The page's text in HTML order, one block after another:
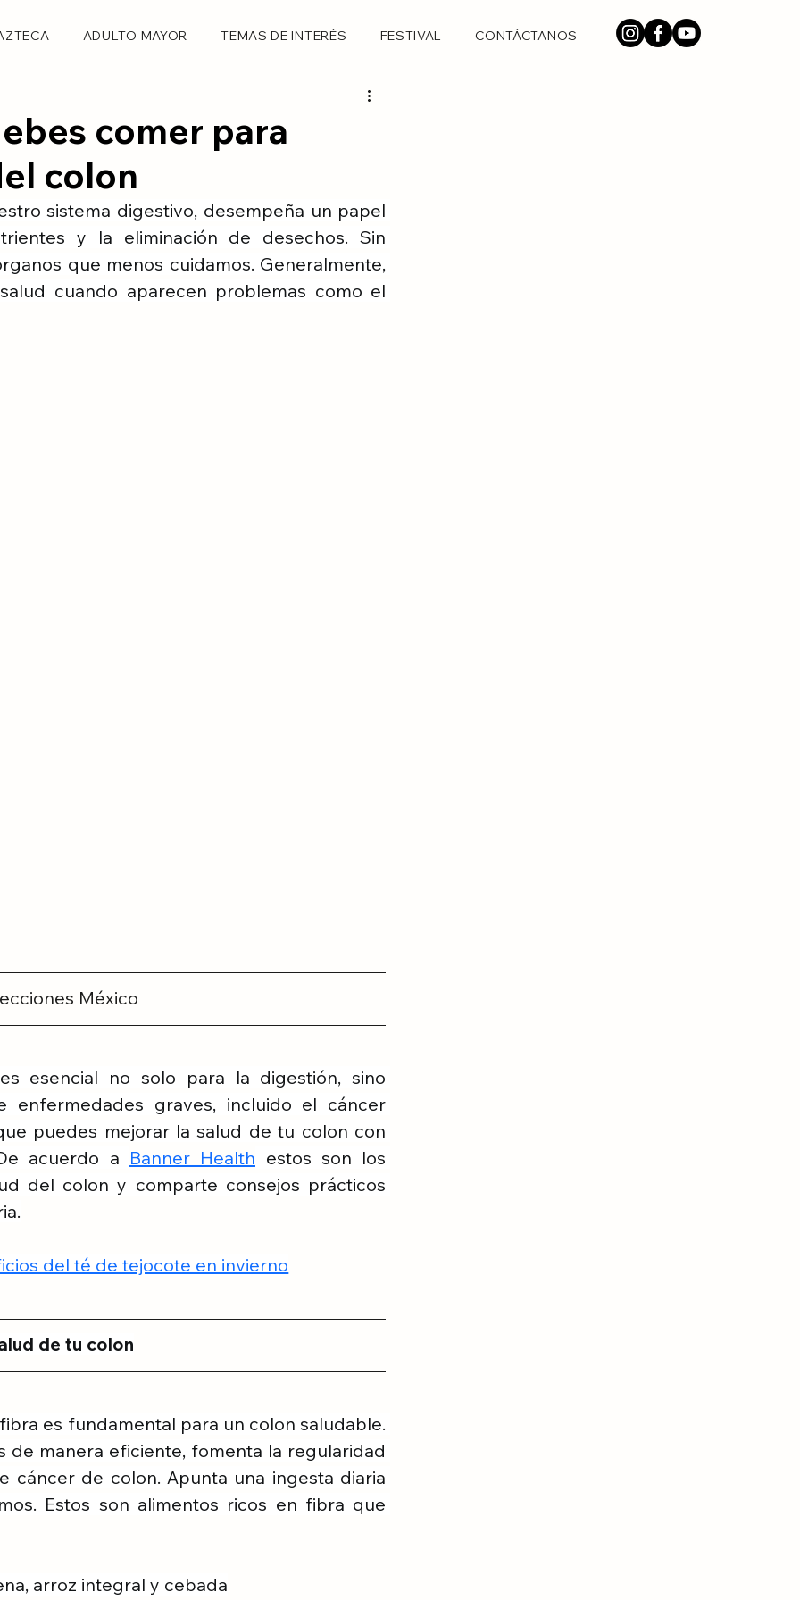
ADULTO MAYOR TEMAS DE INTERÉS FESTIVAL CONTÁCTANOS
comer para
colon
sistema digestivo, desempeña un papel
y la eliminación de desechos. Sin
que menos cuidamos. Generalmente,
cuando aparecen problemas como el
México
esencial no solo para la digestión, sino
enfermedades graves, incluido el cáncer
puedes mejorar la salud de tu colon con
acuerdo a Banner Health estos son los
del colon y comparte consejos prácticos
del té de tejocote en invierno
de tu colon
es fundamental para un colon saludable.
de manera eficiente, fomenta la regularidad
cáncer de colon. Apunta una ingesta diaria
Estos son alimentos ricos en fibra que
arroz integral y cebada